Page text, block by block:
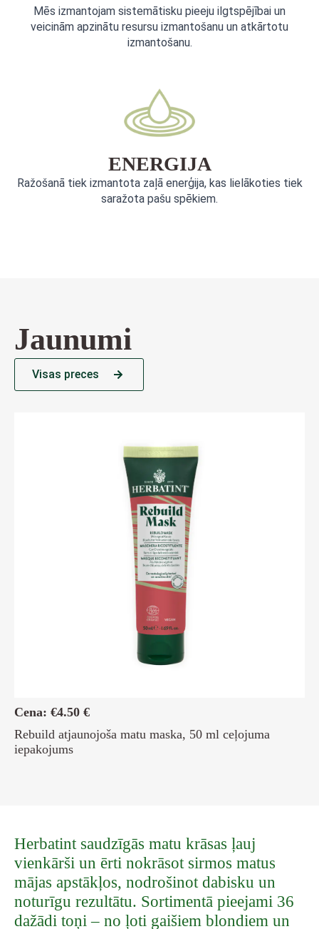
Mēs izmantojam sistemātisku pieeju ilgtspējībai un
veicinām apzinātu resursu izmantošanu un atkārtotu
izmantošanu.
ENERGIJA
Ražošanā tiek izmantota zaļā enerģija, kas lielākoties tiek
saražota pašu spēkiem.
Jaunumi
Visas preces
Cena: €4.50 €
Rebuild atjaunojoša matu maska, 50 ml ceļojuma
iepakojums
Herbatint saudzīgās matu krāsas ļauj
vienkārši un ērti nokrāsot sirmos matus
mājas apstākļos, nodrošinot dabisku un
noturīgu rezultātu. Sortimentā pieejami 36
dažādi toņi – no ļoti gaišiem blondiem un